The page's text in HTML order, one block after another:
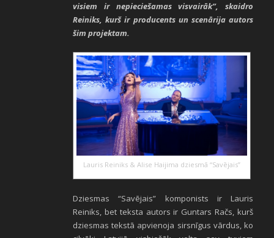
visiem ir nepieciešamas visvairāk”, skaidro
Reiniks, kurš ir producents un scenārija autors
šim projektam.
Lauris Reiniks & Alise Haijima dziesmā “Savējais”
Dziesmas “Savējais” komponists ir Lauris
Reiniks, bet teksta autors ir Guntars Račs, kurš
dziesmas tekstā apvienoja sirsnīgus vārdus, ko